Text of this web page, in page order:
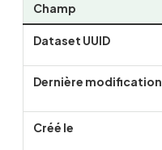
Champ
Dataset UUID
Dernière modification
Créé le